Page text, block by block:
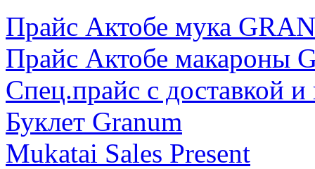
Прайс Актобе мука
Прайс Актобе
Спец.прайс с доставкой
Буклет Granum
Mukatai Sales Present